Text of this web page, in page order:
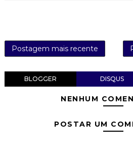
Postagem mais recente
BLOGGER DISQUS
NENHUM
POSTAR UM